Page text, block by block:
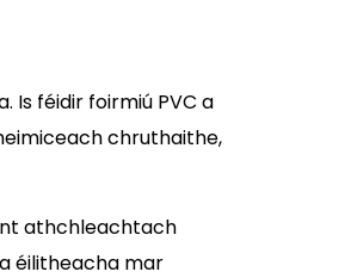
féidir foirmiú PVC a
chruthaithe,
athchleachtach
éilitheacha mar